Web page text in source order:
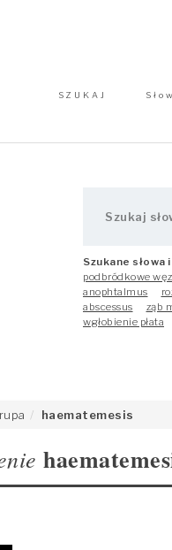
SZUKAJ
Szukane słowa
podbródkowe
anophtalmus
abscessus
ząb
wgłobienie płata
haematemesis